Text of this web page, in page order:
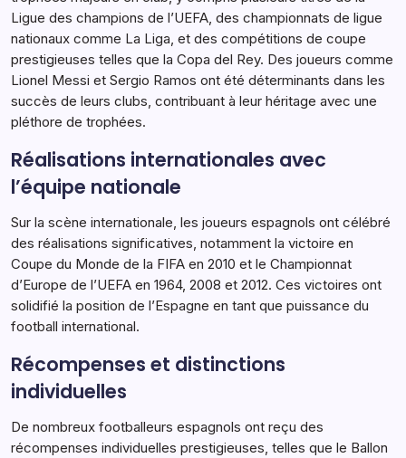
Ligue des champions de l’UEFA, des championnats de ligue
nationaux comme La Liga, et des compétitions de coupe
prestigieuses telles que la Copa del Rey. Des joueurs comme
Lionel Messi et Sergio Ramos ont été déterminants dans les
succès de leurs clubs, contribuant à leur héritage avec une
pléthore de trophées.
Réalisations internationales avec
l’équipe nationale
Sur la scène internationale, les joueurs espagnols ont célébré
des réalisations significatives, notamment la victoire en
Coupe du Monde de la FIFA en 2010 et le Championnat
d’Europe de l’UEFA en 1964, 2008 et 2012. Ces victoires ont
solidifié la position de l’Espagne en tant que puissance du
football international.
Récompenses et distinctions
individuelles
De nombreux footballeurs espagnols ont reçu des
récompenses individuelles prestigieuses, telles que le Ballon